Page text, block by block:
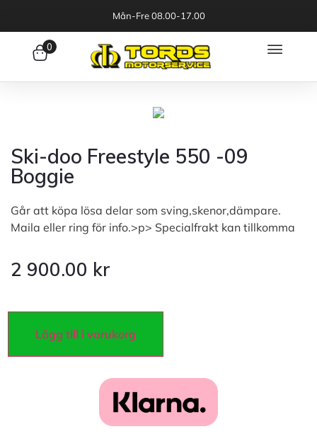
Mån-Fre 08.00-17.00
0
Ski-doo Freestyle 550 -09
Boggie
Går att köpa lösa delar som sving,skenor,dämpare.
Maila eller ring för info.>p> Specialfrakt kan tillkomma
2 900.00 kr
Lägg till i varukorg